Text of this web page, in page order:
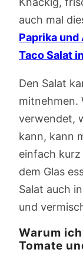
auch mal
Paprika und
Taco Salat
Den Salat
mitnehmen.
verwendet,
kann, kann
einfach
dem Glas
Salat auch
und
Warum
Tomate